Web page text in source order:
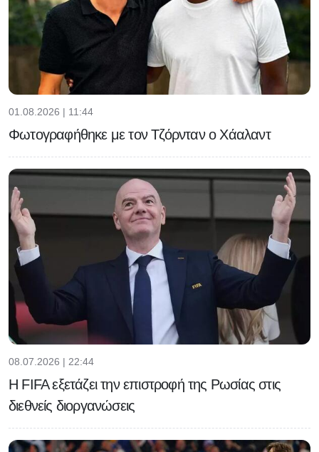
01.08.2026 | 11:44
Φωτογραφήθηκε με τον Τζόρνταν ο Χάαλαντ
08.07.2026 | 22:44
Η FIFA εξετάζει την επιστροφή της Ρωσίας στις
διεθνείς διοργανώσεις